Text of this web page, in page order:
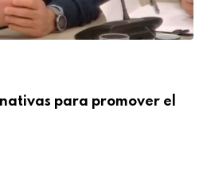
para promover el